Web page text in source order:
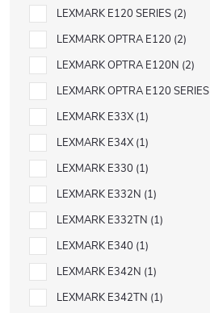
LEXMARK E120 SERIES 2
LEXMARK OPTRA E120 2
LEXMARK OPTRA E120N 2
LEXMARK OPTRA E120 SERIES
LEXMARK E33X 1
LEXMARK E34X 1
LEXMARK E330 1
LEXMARK E332N 1
LEXMARK E332TN 1
LEXMARK E340 1
LEXMARK E342N 1
LEXMARK E342TN 1